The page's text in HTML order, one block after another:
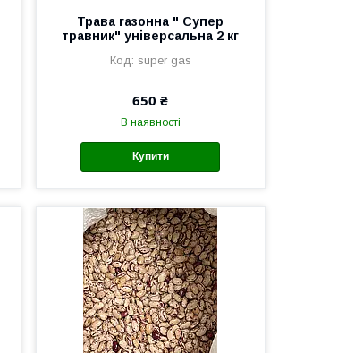
Трава газонна " Супер
травник" універсальна 2 кг
super gas
650 ₴
В наявності
Купити